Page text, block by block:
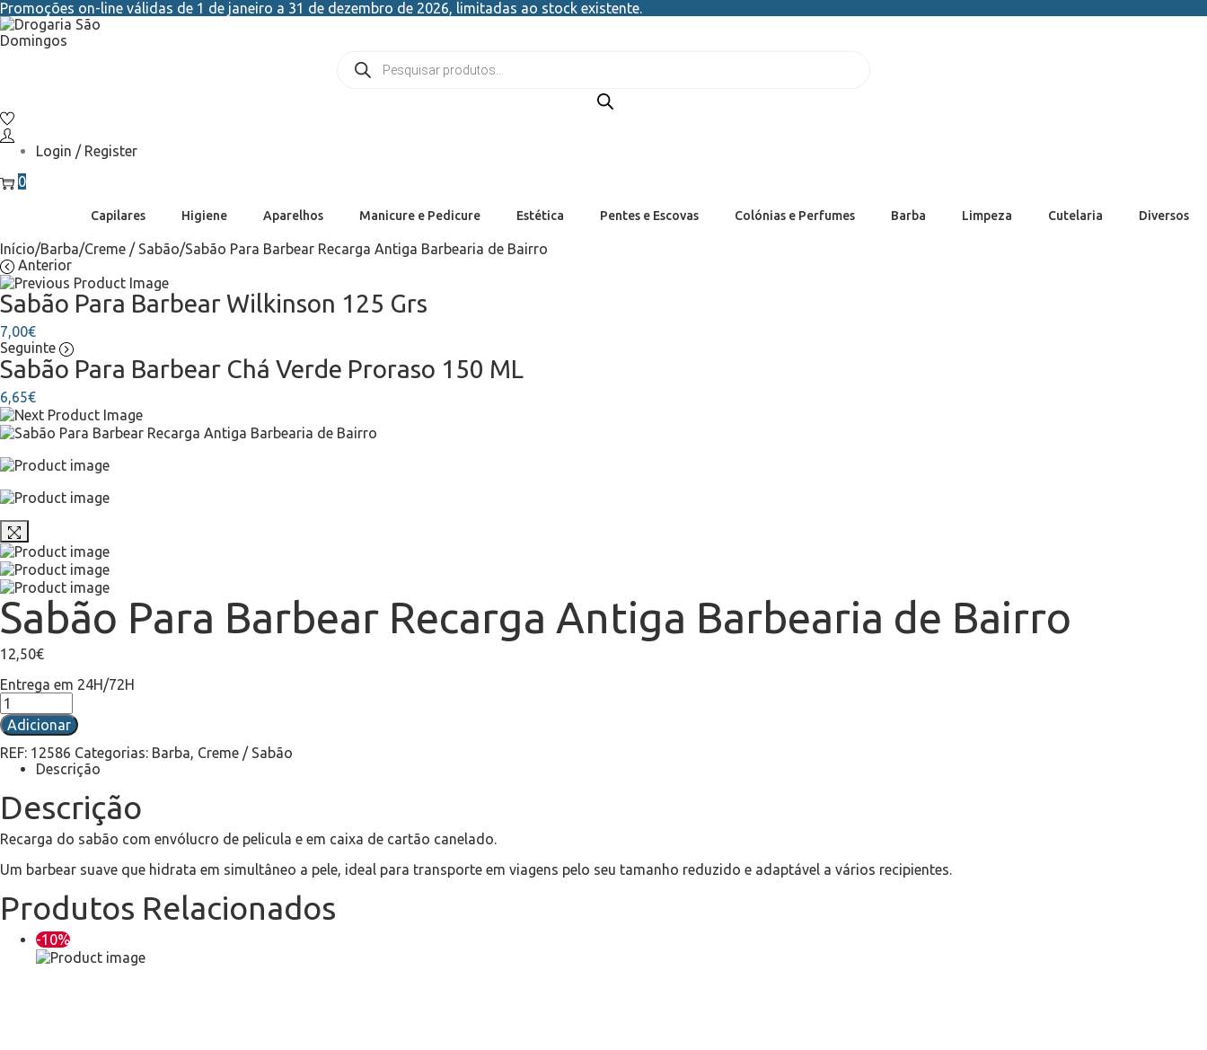
Promoções on-line válidas de 1 de janeiro a 31 de dezembro de 2026, limitadas ao stock existente.
Login / Register
0
Capilares Higiene Aparelhos Manicure e Pedicure Estética Pentes e Escovas Colónias e Perfumes Barba Limpeza Cutelaria Diversos
Início/Barba/Creme / Sabão/Sabão Para Barbear Recarga Antiga Barbearia de Bairro
Anterior
Sabão Para Barbear Wilkinson 125 Grs
7,00€
Seguinte
Sabão Para Barbear Chá Verde Proraso 150 ML
6,65€
Sabão Para Barbear Recarga Antiga Barbearia de Bairro
12,50€
Entrega em 24H/72H
Adicionar
REF: 12586 Categorias: Barba, Creme / Sabão
Descrição
Descrição
Recarga do sabão com envólucro de pelicula e em caixa de cartão canelado.
Um barbear suave que hidrata em simultâneo a pele, ideal para transporte em viagens pelo seu tamanho reduzido e adaptável a vários recipientes.
Produtos Relacionados
-10%